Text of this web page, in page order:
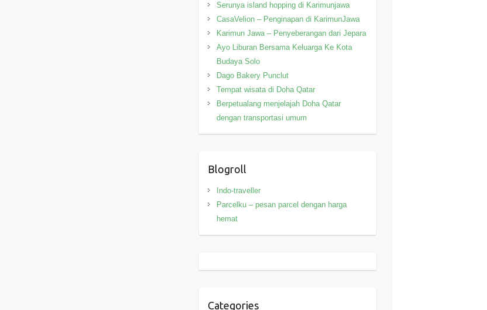
Serunya island hopping di Karimunjawa
CasaVelion – Penginapan di KarimunJawa
Karimun Jawa – Penyeberangan dari Jepara
Ayo Liburan Bersama Keluarga Ke Kota
Budaya Solo
Dago Bakery Punclut
Tempat wisata di Doha Qatar
Berpetualang menjelajah Doha Qatar
dengan transportasi umum
Blogroll
Indo-traveller
Parcelku – pesan parcel dengan harga
hemat
Categories